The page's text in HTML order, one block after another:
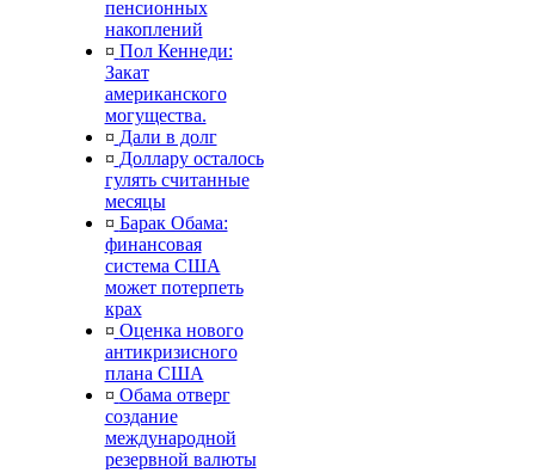
пенсионных
накоплений
¤ Пол Кеннеди:
Закат
американского
могущества.
¤ Дали в долг
¤ Доллару осталось
гулять считанные
месяцы
¤ Барак Обама:
финансовая
система США
может потерпеть
крах
¤ Оценка нового
антикризисного
плана США
¤ Обама отверг
создание
международной
резервной валюты